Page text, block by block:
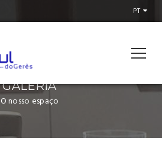
PT
GALERIA
O nosso espaço